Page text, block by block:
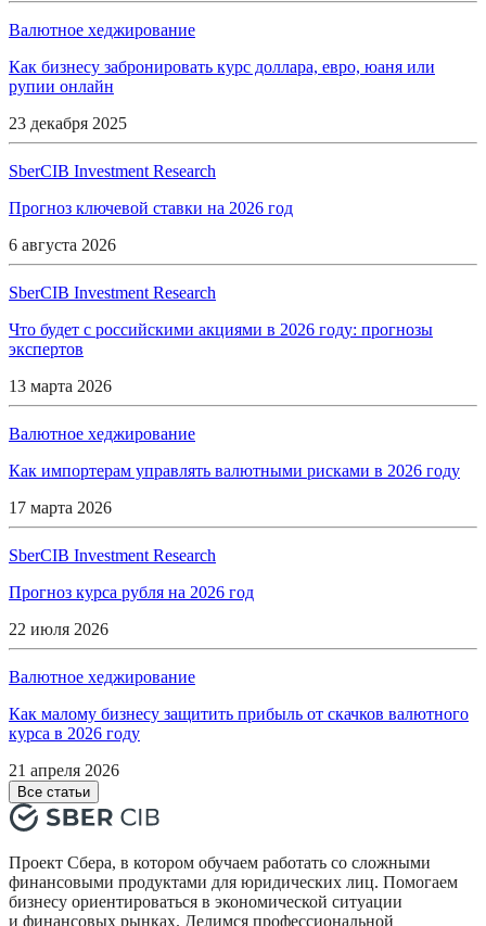
Валютное хеджирование
Как бизнесу забронировать курс доллара, евро, юаня или
рупии онлайн
23 декабря 2025
SberCIB Investment Research
Прогноз ключевой ставки на 2026 год
6 августа 2026
SberCIB Investment Research
Что будет с российскими акциями в 2026 году: прогнозы
экспертов
13 марта 2026
Валютное хеджирование
Как импортерам управлять валютными рисками в 2026 году
17 марта 2026
SberCIB Investment Research
Прогноз курса рубля на 2026 год
22 июля 2026
Валютное хеджирование
Как малому бизнесу защитить прибыль от скачков валютного
курса в 2026 году
21 апреля 2026
Все статьи
Проект Сбера, в котором обучаем работать со сложными
финансовыми продуктами для юридических лиц. Помогаем
бизнесу ориентироваться в экономической ситуации
и финансовых рынках. Делимся профессиональной